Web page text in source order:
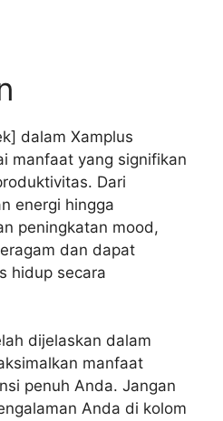
dalam Xamplus
manfaat yang signifikan
Dari
energi hingga
peningkatan mood,
dan dapat
hidup secara
dijelaskan dalam
manfaat
penuh Anda. Jangan
Anda di kolom